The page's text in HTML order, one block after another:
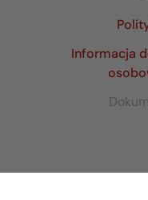
Informacja